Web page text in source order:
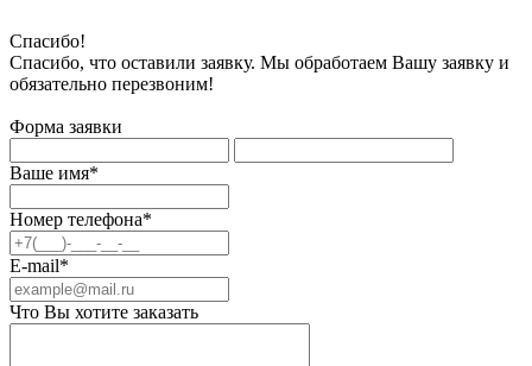
Спасибо!
Спасибо, что оставили заявку. Мы обработаем Вашу заявку и
обязательно перезвоним!
Форма заявки
Ваше имя*
Номер телефона*
E-mail*
Что Вы хотите заказать